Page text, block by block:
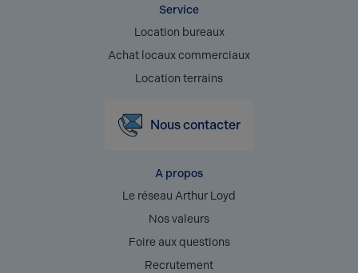
Service
Location bureaux
Achat locaux commerciaux
Location terrains
Nous contacter
A propos
Le réseau Arthur Loyd
Nos valeurs
Foire aux questions
Recrutement